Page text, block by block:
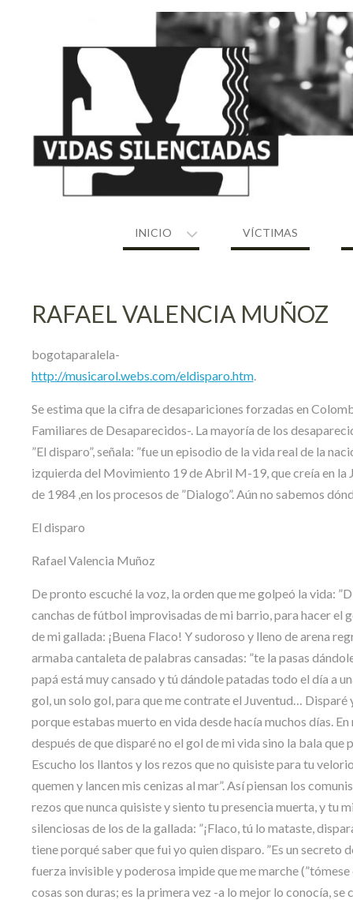
INICIO VÍCTIMAS
RAFAEL VALENCIA MUÑOZ
bogotaparalela-
http://musicarol.webs.com/eldisparo.htm.
Se estima que la cifra de desapariciones forzadas en
Familiares de Desaparecidos-. La mayoría de los
”El disparo”, señala: ”fue un episodio de la vida real de la
izquierda del Movimiento 19 de Abril M-19, que creía en la
de 1984 ,en los procesos de ”Dialogo”. Aún no sabemos
El disparo
Rafael Valencia Muñoz
De pronto escuché la voz, la orden que me golpeó la vida:
canchas de fútbol improvisadas de mi barrio, para hacer el
de mi gallada: ¡Buena Flaco! Y sudoroso y lleno de arena
armaba cantaleta de palabras cansadas: ”te la pasas
papá está muy cansado y tú dándole patadas todo el día a
gol, un solo gol, para que me contrate el Juventud…
porque estabas muerto en vida desde hacía muchos días.
después de que disparé no el gol de mi vida sino la bala que
Escucho los llantos y los rezos que no quisiste para tu
quemen y lancen mis cenizas al mar”. Así piensan los
rezos que nunca quisiste y siento tu presencia muerta, y tu
silenciosas de los de la gallada: ”¡Flaco, tú lo mataste,
tiene porqué saber que fui yo quien disparo. ”Es un secreto
fuerza invisible y poderosa impide que me marche
cosas son duras; es la primera vez -a lo mejor lo conocía,